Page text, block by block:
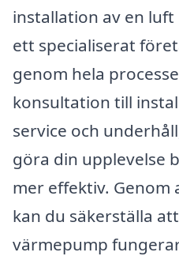
installation av en
ett specialiserat
genom hela
konsultation till
service och
göra din upplevelse
mer effektiv.
kan du säkerställa
värmepump